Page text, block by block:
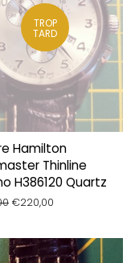
TROP
TARD
Hamilton
Thinline
H386120 Quartz
Prix
€220,00